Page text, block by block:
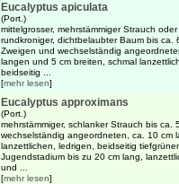
Eucalyptus apiculata
(Port.)
mittelgrosser, mehrstämmiger Strauch oder
rundkroniger, dichtbelaubter Baum bis ca.
Zweigen und wechselständig
langen und 5 cm breiten, schmal
beidseitig ...
[mehr lesen]
Eucalyptus approximans
(Port.)
mehrstämmiger, schlanker Strauch bis ca.
wechselständig angeordneten, ca. 10 cm
lanzettlichen, ledrigen, beidseitig
Jugendstadium bis zu 20 cm lang,
und ...
[mehr lesen]